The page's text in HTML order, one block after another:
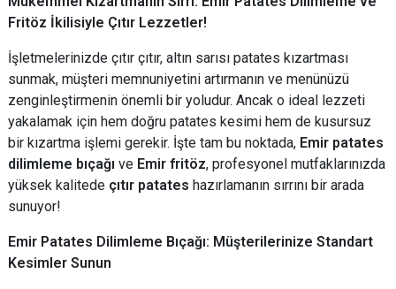
Fritöz İkilisiyle Çıtır Lezzetler!
İşletmelerinizde çıtır çıtır, altın sarısı patates kızartması
sunmak, müşteri memnuniyetini artırmanın ve menünüzü
zenginleştirmenin önemli bir yoludur. Ancak o ideal lezzeti
yakalamak için hem doğru patates kesimi hem de kusursuz
bir kızartma işlemi gerekir. İşte tam bu noktada, Emir patates
dilimleme bıçağı ve Emir fritöz, profesyonel mutfaklarınızda
yüksek kalitede çıtır patates hazırlamanın sırrını bir arada
sunuyor!
Emir Patates Dilimleme Bıçağı: Müşterilerinize Standart
Kesimler Sunun